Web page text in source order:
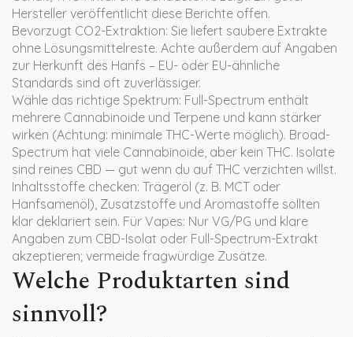
Hersteller veröffentlicht diese Berichte offen.
Bevorzugt CO2-Extraktion: Sie liefert saubere Extrakte
ohne Lösungsmittelreste. Achte außerdem auf Angaben
zur Herkunft des Hanfs – EU- oder EU-ähnliche
Standards sind oft zuverlässiger.
Wähle das richtige Spektrum: Full-Spectrum enthält
mehrere Cannabinoide und Terpene und kann stärker
wirken (Achtung: minimale THC-Werte möglich). Broad-
Spectrum hat viele Cannabinoide, aber kein THC. Isolate
sind reines CBD — gut wenn du auf THC verzichten willst.
Inhaltsstoffe checken: Trägeröl (z. B. MCT oder
Hanfsamenöl), Zusatzstoffe und Aromastoffe sollten
klar deklariert sein. Für Vapes: Nur VG/PG und klare
Angaben zum CBD-Isolat oder Full-Spectrum-Extrakt
akzeptieren; vermeide fragwürdige Zusätze.
Welche Produktarten sind
sinnvoll?